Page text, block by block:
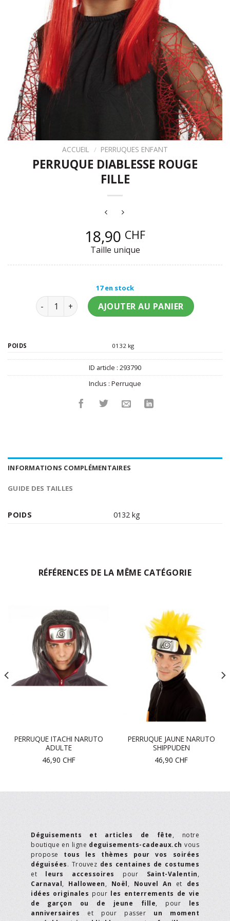
ACCUEIL / PERRUQUES ENFANT
PERRUQUE DIABLESSE ROUGE
FILLE
18,90 CHF
Taille unique
17 en stock
quantité de Perruque diablesse rouge fille
AJOUTER AU PANIER
POIDS 0132 kg
ID article : 293790
Inclus : Perruque
INFORMATIONS COMPLÉMENTAIRES
GUIDE DES TAILLES
POIDS 0132 kg
RÉFÉRENCES DE LA MÊME CATÉGORIE
PERRUQUE ITACHI NARUTO
ADULTE
46,90 CHF
PERRUQUE JAUNE NARUTO
SHIPPUDEN
46,90 CHF
Déguisements et articles de fête, notre
boutique en ligne deguisements-cadeaux.ch vous
propose tous les thèmes pour vos soirées
déguisées. Trouvez des centaines de costumes
et leurs accessoires pour Saint-Valentin,
Carnaval, Halloween, Noël, Nouvel An et des
idées originales pour les enterrements de vie
de garçon ou de jeune fille, pour les
anniversaires et pour passer un moment